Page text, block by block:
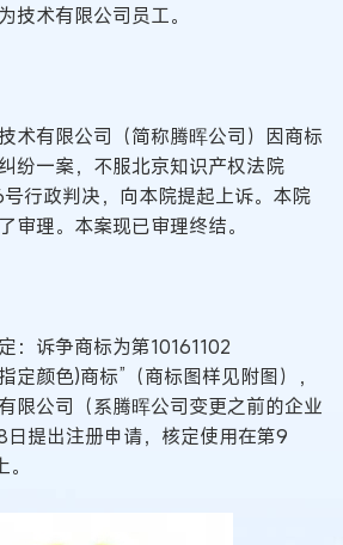
技术有限公司员工。
术有限公司（简称腾晖公司）因商标
纷一案，不服北京知识产权法院
行政判决，向本院提起上诉。本院
审理。本案现已审理终结。
：诉争商标为第10161102
定颜色)商标”（商标图样见附图），
限公司（系腾晖公司变更之前的企业
日提出注册申请，核定使用在第9